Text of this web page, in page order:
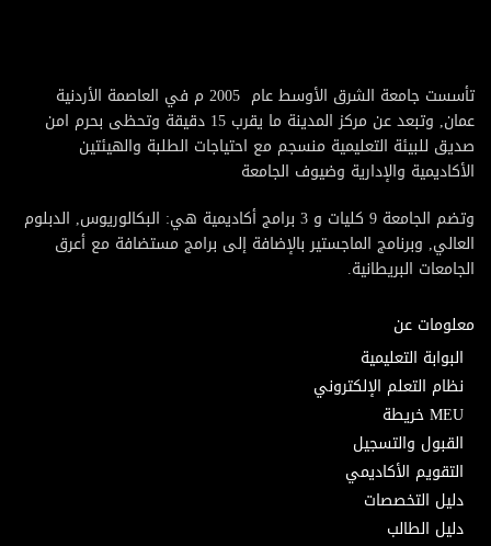
تأسست جامعة الشرق الأوسط عام 2005 م في العاصمة الأردنية
عمان, وتبعد عن مركز المدينة ما يقرب 15 دقيقة وتحظى بحرم امن
صديق للبيئة التعليمية منسجم مع احتياجات الطلبة والهيئتين
الأكاديمية والإدارية وضيوف الجامعة
وتضم الجامعة 9 كليات و 3 برامج أكاديمية هي: البكالوريوس, الدبلوم
العالي, وبرنامج الماجستير بالإضافة إلى برامج مستضافة مع أعرق
الجامعات البريطانية.
معلومات عن
البوابة التعليمية
نظام التعلم الإلكتروني
MEU خريطة
القبول والتسجيل
التقويم الأكاديمي
دليل التخصصات
دليل الطالب